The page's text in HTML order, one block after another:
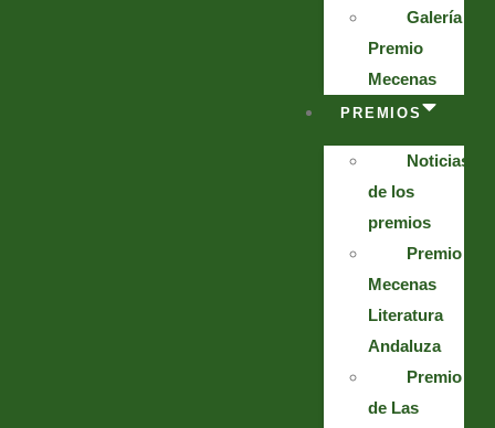
Galería
Premio
Mecenas
PREMIOS
Noticias
de los
premios
Premio
Mecenas
Literatura
Andaluza
Premio
de Las